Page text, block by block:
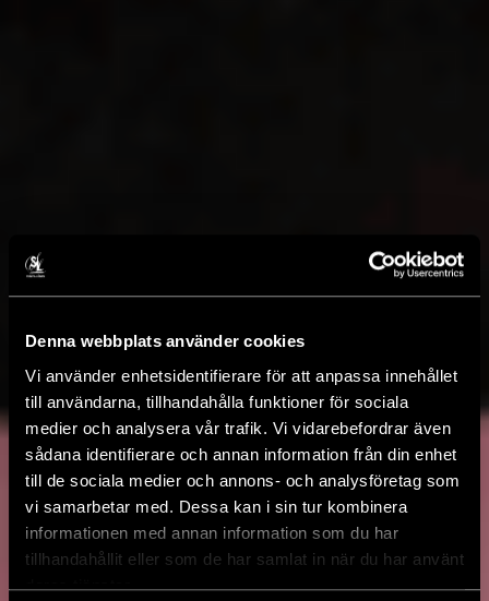
Denna webbplats använder cookies
Vi använder enhetsidentifierare för att anpassa innehållet
till användarna, tillhandahålla funktioner för sociala
medier och analysera vår trafik. Vi vidarebefordrar även
sådana identifierare och annan information från din enhet
till de sociala medier och annons- och analysföretag som
vi samarbetar med. Dessa kan i sin tur kombinera
informationen med annan information som du har
tillhandahållit eller som de har samlat in när du har använt
deras tjänster.